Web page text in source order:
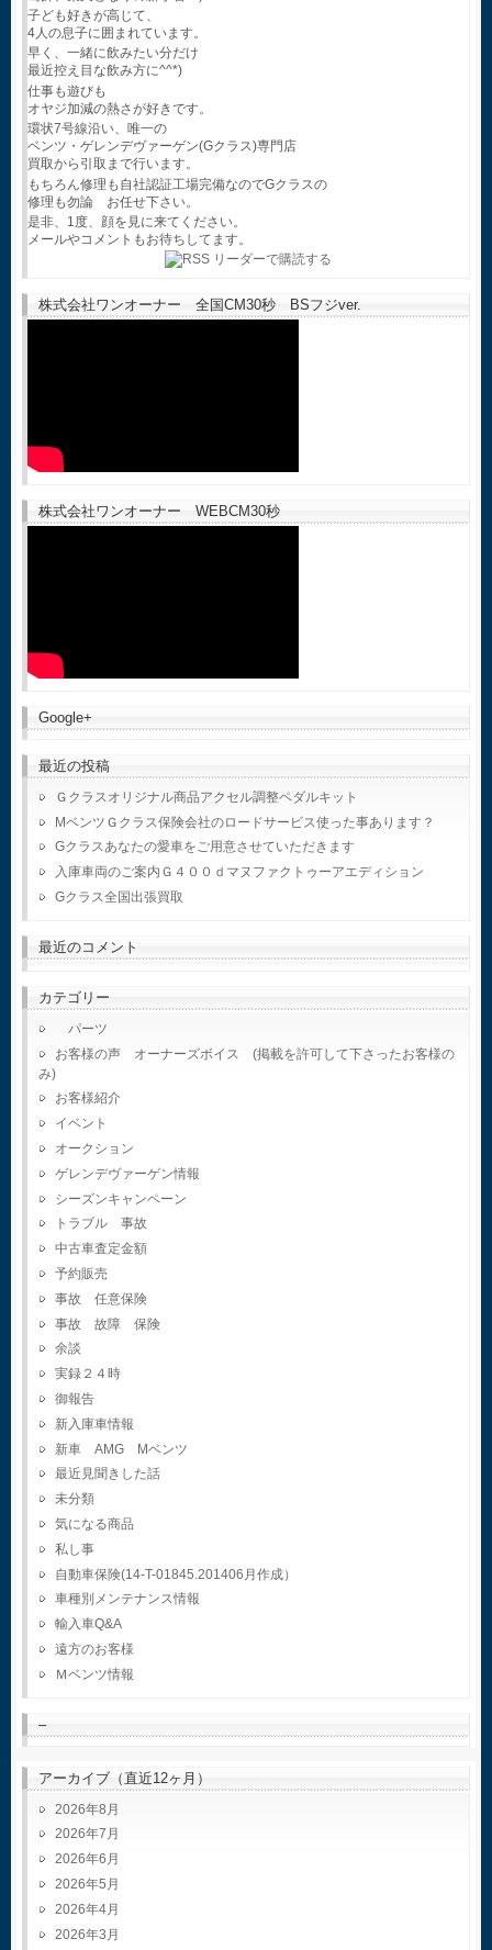
子ども好きが高じて、
4人の息子に囲まれています。
早く、一緒に飲みたい分だけ
最近控え目な飲み方に^^*)
仕事も遊びも
オヤジ加減の熱さが好きです。
環状7号線沿い、唯一の
ベンツ・ゲレンデヴァーゲン(Gクラス)専門店
買取から引取まで行います。
もちろん修理も自社認証工場完備なのでGクラスの
修理も勿論 お任せ下さい。
是非、1度、顔を見に来てください。
メールやコメントもお待ちしてます。
株式会社ワンオーナー 全国CM30秒 BSフジver.
株式会社ワンオーナー WEBCM30秒
Google+
最近の投稿
Ｇクラスオリジナル商品アクセル調整ペダルキット
MベンツＧクラス保険会社のロードサービス使った事あります？
Gクラスあなたの愛車をご用意させていただきます
入庫車両のご案内Ｇ４００ｄマヌファクトゥーアエディション
Gクラス全国出張買取
最近のコメント
カテゴリー
パーツ
お客様の声 オーナーズボイス (掲載を許可して下さったお客様の
み)
お客様紹介
イベント
オークション
ゲレンデヴァーゲン情報
シーズンキャンペーン
トラブル 事故
中古車査定金額
予約販売
事故 任意保険
事故 故障 保険
余談
実録２４時
御報告
新入庫車情報
新車 AMG Mベンツ
最近見聞きした話
未分類
気になる商品
私し事
自動車保険(14-T-01845.201406月作成）
車種別メンテナンス情報
輸入車Q&A
遠方のお客様
Ｍベンツ情報
–
アーカイブ（直近12ヶ月）
2026年8月
2026年7月
2026年6月
2026年5月
2026年4月
2026年3月